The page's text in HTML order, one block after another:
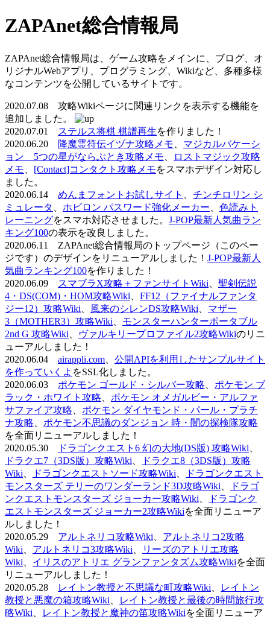
ZAPAnet総合情報局
ZAPAnet総合情報局は、ゲーム攻略をメインに、ブログ、オ
リジナルWebアプリ、プログラミング、Wikiなど、多種多様
なコンテンツを公開しているサイトです。
2020.07.08 攻略Wikiページに関連リンクを表示する機能を
追加しました。
2020.07.01
ステルス将棋 棋譜再生を作りました！
2020.06.20
降魔霊符伝イヅナ攻略メモ
マジカルバケーシ
ョン 5つの星がならぶとき攻略メモ
ロストマジック攻略
メモ
[Contact]コンタクト攻略メモをスマホデザイン対応し
ました。
2020.06.14 めんまフォントお試しサイト
チンチロリン シ
ミュレータ
ホビロン パスワード強化メーカー
色読みト
レーニングをスマホ対応させました。 J-POP最新人気曲ラン
キング100の表示を改良しました。
2020.06.11 ZAPAnet総合情報局のトップページ（このペー
ジです）のデザインをリニューアルしました！ J-POP最新人
気曲ランキング100を作りました！
2020.06.09
スマブラX攻略＋ファンサイトWiki
聖剣伝説
4・DS(COM)・HOM攻略Wiki
FF12（ファイナルファンタ
ジー12）攻略Wiki
風来のシレンDS攻略Wiki
マザー
3（MOTHER3）攻略Wiki
モンスターハンターポータブル
2nd G 攻略Wiki
ヴァルキリープロファイル2攻略Wikiのリニ
ューアルしました！
2020.06.04 airappli.com
公開APIを利用したサンプルサイト
を作っていくよ をSSL化しました。
2020.06.03 ポケモン ゴールド・シルバー攻略
ポケモン ブ
ラック・ホワイト攻略
ポケモン オメガルビー・アルファ
サファイア攻略
ポケモン ダイヤモンド・パール・プラチ
ナ攻略
ポケモン不思議のダンジョン 時・闇の探検隊攻略
を全面リニューアルしました！
2020.05.30
ドラゴンクエスト6 幻の大地(DS版) 攻略Wiki
ドラクエ7（3DS版）攻略Wiki
ドラクエ8（3DS版）攻略
Wiki
ドラゴンクエストソード攻略Wiki
ドラゴンクエスト
モンスターズ テリーのワンダーランド3D攻略Wiki
ドラゴ
ンクエストモンスターズ ジョーカー攻略Wiki
ドラゴンク
エストモンスターズ ジョーカー2攻略Wikiを全面リニューア
ルしました！
2020.05.29 アルトネリコ攻略Wiki
アルトネリコ2攻略
Wiki
アルトネリコ3攻略Wiki
リーズのアトリエ攻略
Wiki
イリスのアトリエ グランファンタズム攻略Wikiを全面
リニューアルしました！
2020.05.28
レイトン教授と不思議な町攻略Wiki
レイトン
教授と悪魔の箱攻略Wiki
レイトン教授と最後の時間旅行攻
略Wiki
レイトン教授と魔神の笛攻略Wikiを全面リニューア